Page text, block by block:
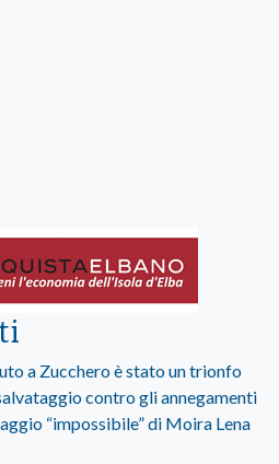
a Zucchero è stato un trionfo
contro gli annegamenti
“impossibile” di Moira Lena